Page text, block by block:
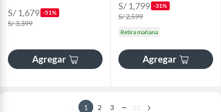
S/ 1,679 -51%
S/ 3,399
Agregar
S/ 1,799 -31%
S/ 2,599
Retira mañana
Agregar
1 2 3 ... 21